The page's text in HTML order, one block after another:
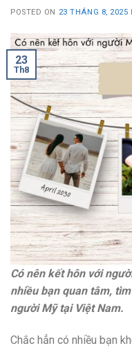
POSTED ON 23 THÁNG 8, 2025
23
Th8
Có nên kết hôn với
nhiều bạn quan tâm,
người Mỹ tại Việt Nam.
Chắc hẳn có nhiều bạn